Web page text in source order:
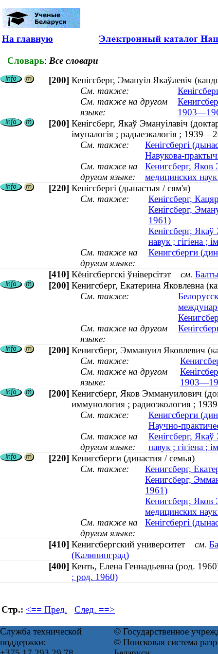
На главную
Словарь: Все словари
[200] Кенігсберг, Эмануіл Якаўлевіч
См. также:
См. также на другом
языке:
[200] Кенігсберг, Якаў Эмануілавіч
імуналогія ; радыеэкалогія ;
См. также:
Кенігсбергі
Навукова-
См. также на
другом языке:
Кенигсберг, Яков
медицинских
[220] Кенігсбергі (дынастыя / сям'я)
См. также:
Кенігсберг,
Кенігсберг,
1961)
Кенігсберг,
навук ; гігіена ;
См. также на
другом языке:
Кенигсберги
[410] Кёнігсбергскі ўніверсітэт см.
[200] Кенигсберг, Екатерина Яковлевна
См. также:
См. также на другом
языке:
[200] Кенигсберг, Эммануил Яковлевич
См. также:
См. также на другом
языке:
[200] Кенигсберг, Яков Эммануилович
иммунология ; радиоэкология ;
См. также:
Кенигсберги
Научно-
См. также на
другом языке:
Кенігсберг,
навук ; гігіена ;
[220] Кенигсберги (династия / семья)
См. также:
Кенигсберг,
Кенигсберг,
1961)
Кенигсберг, Яков
медицинских
См. также на
другом языке:
Кенігсбергі
[410] Кенигсбергский университет см.
(Калининград)
[400] Кенть, Елена Геннадьевна (род.
; род. 1960)
Стр.: <== Пред. След. ==>
Служба технической
поддержки:
© Государственное
© Поисковая система